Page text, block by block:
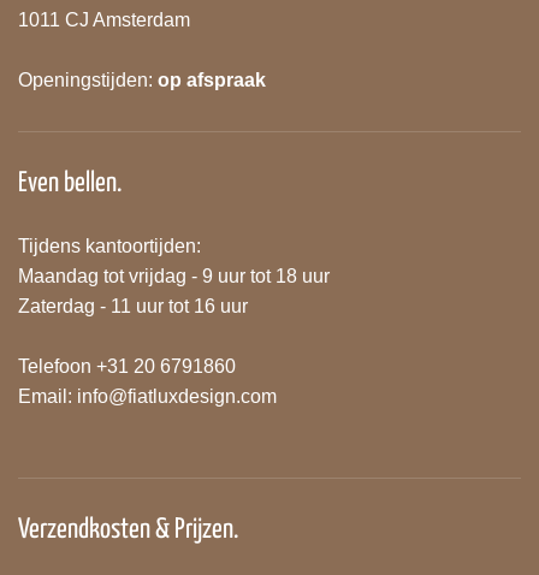
1011 CJ Amsterdam
Openingstijden: op afspraak
Even bellen.
Tijdens kantoortijden:
Maandag tot vrijdag - 9 uur tot 18 uur
Zaterdag - 11 uur tot 16 uur
Telefoon +31 20 6791860
Email: info@fiatluxdesign.com
Verzendkosten & Prijzen.